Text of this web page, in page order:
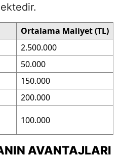
Ortalama Maliyet (TL)
2.500.000
50.000
150.000
200.000
100.000
AVANTAJLARI